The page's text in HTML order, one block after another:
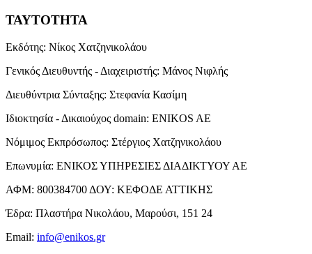
ΤΑΥΤΟΤΗΤΑ
Εκδότης: Νίκος Χατζηνικολάου
Γενικός Διευθυντής - Διαχειριστής: Μάνος Νιφλής
Διευθύντρια Σύνταξης: Στεφανία Κασίμη
Ιδιοκτησία - Δικαιούχος domain: ENIKOS AE
Νόμιμος Εκπρόσωπος: Στέργιος Χατζηνικολάου
Επωνυμία: ΕΝΙΚΟΣ ΥΠΗΡΕΣΙΕΣ ΔΙΑΔΙΚΤΥΟΥ ΑΕ
ΑΦΜ: 800384700 ΔΟΥ: ΚΕΦΟΔΕ ΑΤΤΙΚΗΣ
Έδρα: Πλαστήρα Νικολάου, Μαρούσι, 151 24
Email: info@enikos.gr